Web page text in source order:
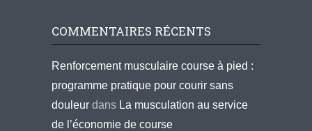
COMMENTAIRES RÉCENTS
Renforcement musculaire course à pied :
programme pratique pour courir sans
douleur dans La musculation au service
de l’économie de course